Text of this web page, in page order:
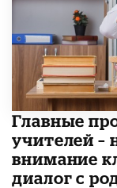
Главные
учителей –
внимание
диалог с